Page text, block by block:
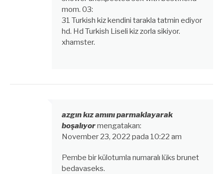
mom. 03:
31 Turkish kiz kendini tarakla tatmin ediyor
hd. Hd Turkish Liseli kiz zorla sikiyor.
xhamster.
azgın kız amını parmaklayarak
boşalıyormengatakan:
November 23, 2022 pada 10:22 am
Pembe bir külotumla numaralı lüks brunet
bedavaseks.